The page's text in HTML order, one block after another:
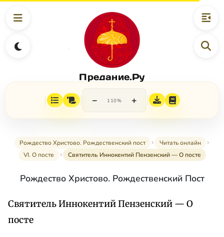
Предание.Ру
− 110% +
Рождество Христово. Рождественский пост
Читать онлайн
VI. О посте
Святитель Иннокентий Пензенский — О посте
Рождество Христово. Рождественский Пост
Святитель Иннокентий Пензенский — О
посте